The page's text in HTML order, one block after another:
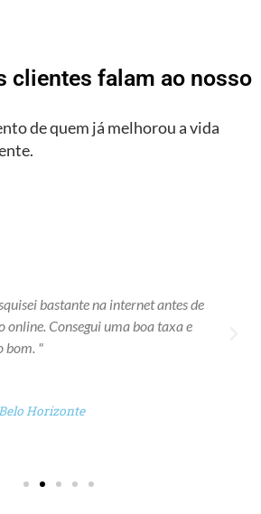
clientes falam ao nosso
de quem já melhorou a vida
bastante na internet antes de
online. Consegui uma boa taxa e
bom. "
Horizonte